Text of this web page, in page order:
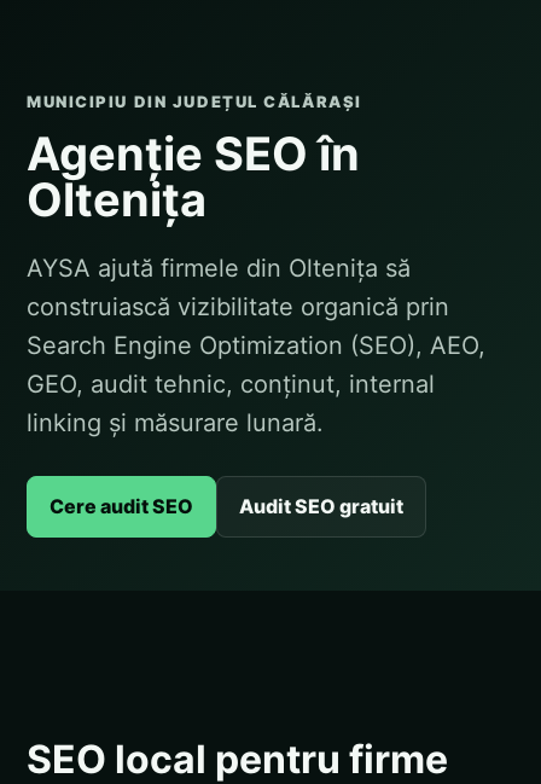
MUNICIPIU DIN JUDEȚUL CĂLĂRAȘI
Agenție SEO în
Oltenița
AYSA ajută firmele din Oltenița să
construiască vizibilitate organică prin
Search Engine Optimization (SEO), AEO,
GEO, audit tehnic, conținut, internal
linking și măsurare lunară.
Cere audit SEO Audit SEO gratuit
SEO local pentru firme